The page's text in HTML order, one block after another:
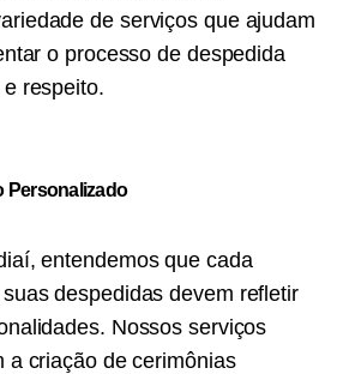
de serviços que ajudam
o processo de despedida
respeito.
Personalizado
entendemos que cada
despedidas devem refletir
Nossos serviços
a criação de cerimônias